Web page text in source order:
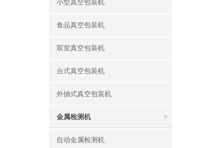
小型真空包装机
食品真空包装机
双室真空包装机
台式真空包装机
外抽式真空包装机
金属检测机
自动金属检测机